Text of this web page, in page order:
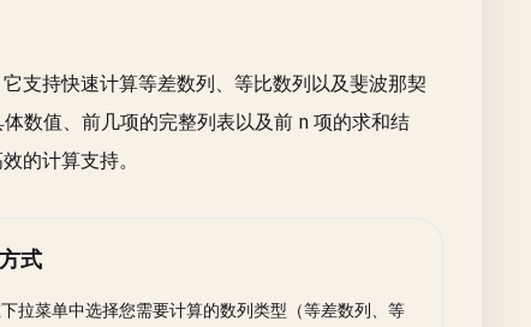
支持快速计算等差数列、等比数列以及斐波那契
数值、前几项的完整列表以及前 n 项的求和结
的计算支持。
式
拉菜单中选择您需要计算的数列类型（等差数列、等